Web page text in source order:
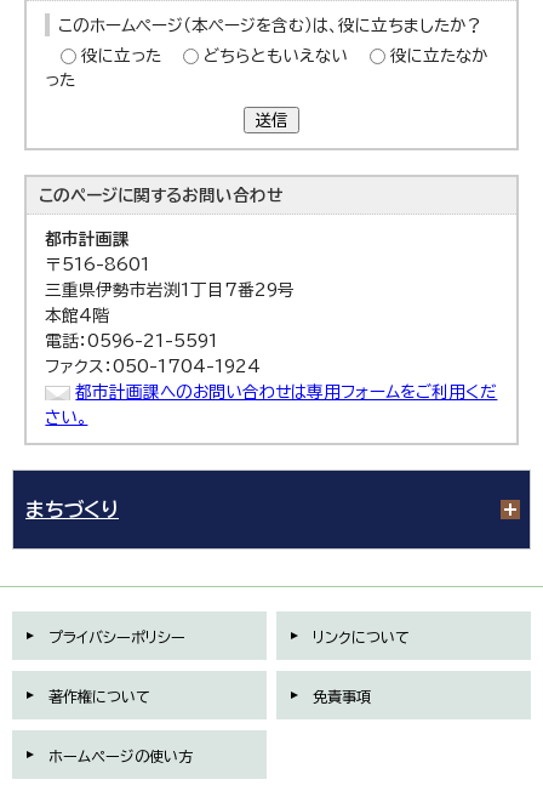
このホームページ（本ページを含む）は、役に立ちましたか？
役に立った
どちらともいえない
役に立たなか
った
送信
このページに関するお問い合わせ
都市計画課
〒516-8601
三重県伊勢市岩渕1丁目7番29号
本館4階
電話：0596-21-5591
ファクス：050-1704-1924
都市計画課へのお問い合わせは専用フォームをご利用くだ
さい。
まちづくり
プライバシーポリシー リンクについて
著作権について 免責事項
ホームページの使い方